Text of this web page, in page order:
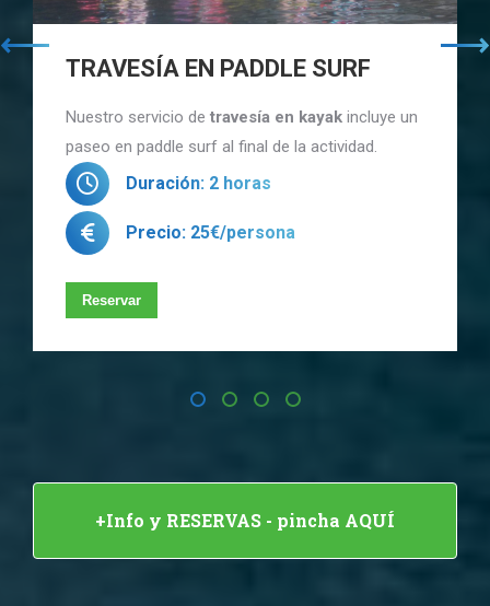
TRAVESÍA EN PADDLE SURF
Nuestro servicio de travesía en kayak incluye un
paseo en paddle surf al final de la actividad.
Duración: 2 horas
Precio: 25€/persona
Reservar
+Info y RESERVAS - pincha AQUÍ